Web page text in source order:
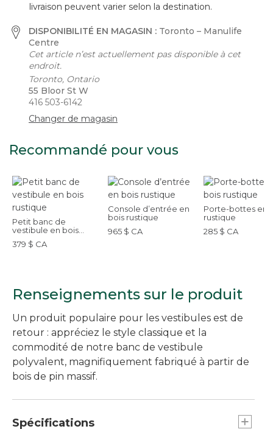
livraison peuvent varier selon la destination.
DISPONIBILITÉ EN MAGASIN : Toronto – Manulife
Centre
Cet article n’est actuellement pas disponible à cet
endroit.
Toronto, Ontario
55 Bloor St W
416 503-6142
Changer de magasin
Recommandé pour vous
Petit banc de
vestibule en bois
rustique
379 $ CA
Console d’entrée en
bois rustique
965 $ CA
Porte-bottes en
rustique
285 $ CA
Renseignements sur le produit
Un produit populaire pour les vestibules est de
retour : appréciez le style classique et la
commodité de notre banc de vestibule
polyvalent, magnifiquement fabriqué à partir de
bois de pin massif.
Spécifications